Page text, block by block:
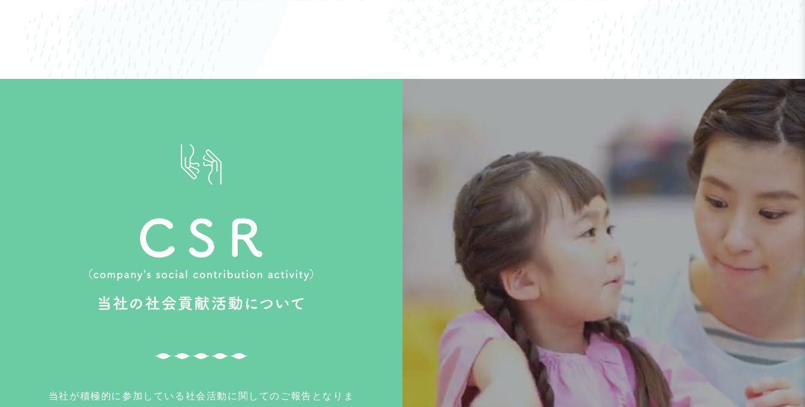
当社が積極的に参加している社会活動に関してのご報告となりま